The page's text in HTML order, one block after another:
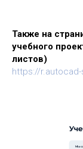
Также на
учебного
листов)
https://